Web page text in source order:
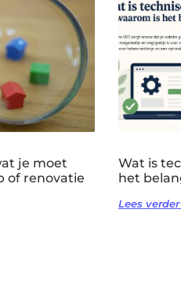
je moet
of renovatie
Wat is
het
Lees